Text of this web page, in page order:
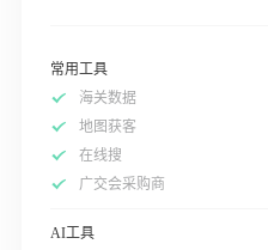
常用工具
海关数据
地图获客
在线搜
广交会采购商
AI工具